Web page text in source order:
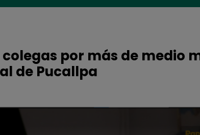
por más de medio
de Pucallpa